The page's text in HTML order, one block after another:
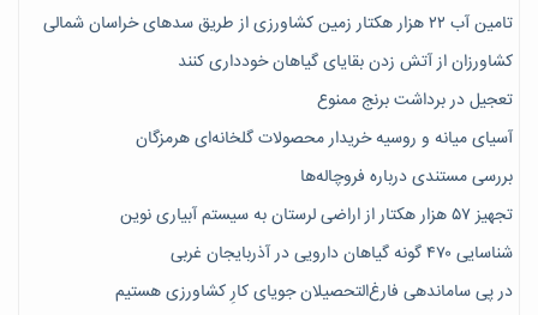
تامین آب ۲۲ هزار هکتار زمین کشاورزی از طریق سدهای خراسان شمالی
کشاورزان از آتش زدن بقایای گیاهان خودداری کنند
تعجیل در برداشت برنج ممنوع
آسیای میانه و روسیه خریدار محصولات گلخانه‌ای هرمزگان
بررسی مستندی درباره فروچاله‌ها
تجهیز ۵۷ هزار هکتار از اراضی لرستان به سیستم آبیاری نوین
شناسایی ۴۷٠ گونه گیاهان دارویی در آذربایجان غربی
در پی ساماندهی فارغ‌التحصیلان جویای کارِ کشاورزی هستیم